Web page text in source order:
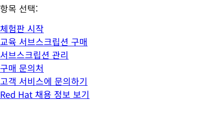
항목 선택:
체험판 시작
교육 서브스크립션 구매
서브스크립션 관리
구매 문의처
고객 서비스에 문의하기
Red Hat 채용 정보 보기